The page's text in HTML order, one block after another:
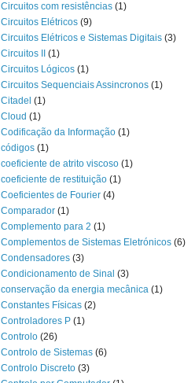
Circuitos com resistências (1)
Circuitos Elétricos (9)
Circuitos Elétricos e Sistemas Digitais (3)
Circuitos II
(1)
Circuitos Lógicos (1)
Circuitos Sequenciais Assincronos (1)
Citadel (1)
Cloud (1)
Codificação da Informação (1)
códigos (1)
coeficiente de atrito viscoso (1)
coeficiente de restituição (1)
Coeficientes de Fourier (4)
Comparador (1)
Complemento para 2 (1)
Complementos de Sistemas Eletrónicos (6)
Condensadores (3)
Condicionamento de Sinal (3)
conservação da energia mecânica (1)
Constantes Físicas (2)
Controladores P (1)
Controlo (26)
Controlo de Sistemas (6)
Controlo Discreto (3)